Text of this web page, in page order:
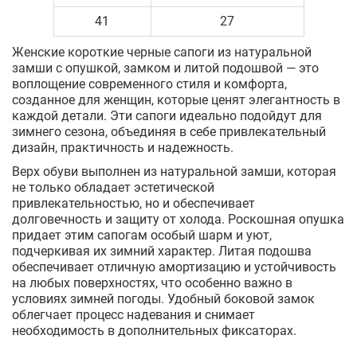
41
27
Женские короткие черные сапоги из натуральной
замши с опушкой, замком и литой подошвой — это
воплощение современного стиля и комфорта,
созданное для женщин, которые ценят элегантность в
каждой детали. Эти сапоги идеально подойдут для
зимнего сезона, объединяя в себе привлекательный
дизайн, практичность и надежность.
Верх обуви выполнен из натуральной замши, которая
не только обладает эстетической
привлекательностью, но и обеспечивает
долговечность и защиту от холода. Роскошная опушка
придает этим сапогам особый шарм и уют,
подчеркивая их зимний характер. Литая подошва
обеспечивает отличную амортизацию и устойчивость
на любых поверхностях, что особенно важно в
условиях зимней погоды. Удобный боковой замок
облегчает процесс надевания и снимает
необходимость в дополнительных фиксаторах.